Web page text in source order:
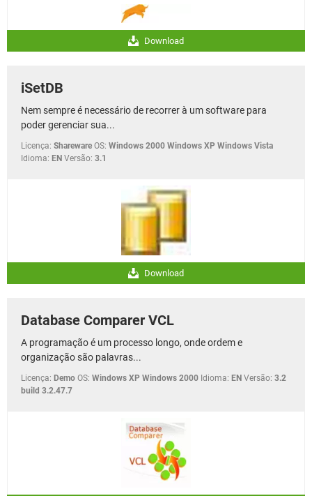
Download
iSetDB
Nem sempre é necessário de recorrer à um software para
poder gerenciar sua...
Licença: Shareware OS: Windows 2000 Windows XP Windows Vista
Idioma: EN Versão: 3.1
Download
Database Comparer VCL
A programação é um processo longo, onde ordem e
organização são palavras...
Licença: Demo OS: Windows XP Windows 2000 Idioma: EN Versão: 3.2
build 3.2.47.7